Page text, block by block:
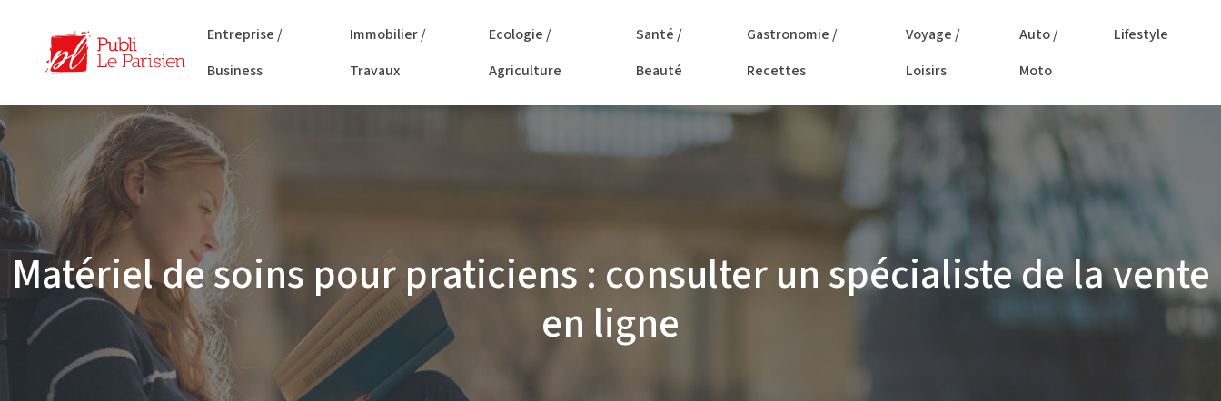
Entreprise /
Business
Immobilier /
Travaux
Ecologie /
Agriculture
Santé /
Beauté
Gastronomie /
Recettes
Voyage /
Loisirs
Auto /
Moto
Lifestyle
Matériel de soins pour praticiens : consulter un spécialiste de la vente
en ligne